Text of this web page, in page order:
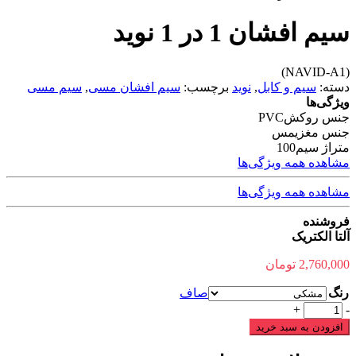
سیم افشان 1 در 1 نوید
(NAVID-A1)
دسته: سیم و کابل, نوید برچسب: سیم افشان مسی, سیم مسی
ویژگی‌ها
جنس روکشPVC
جنس مغزیمس
متراژ سیم100
مشاهده همه ویژگی‌ها
مشاهده همه ویژگی‌ها
فروشنده
آلتا الکتریک
2,760,000 تومان
رنگ
صاف
سیم
افشان
1
-
+
افزودن به سبد خرید